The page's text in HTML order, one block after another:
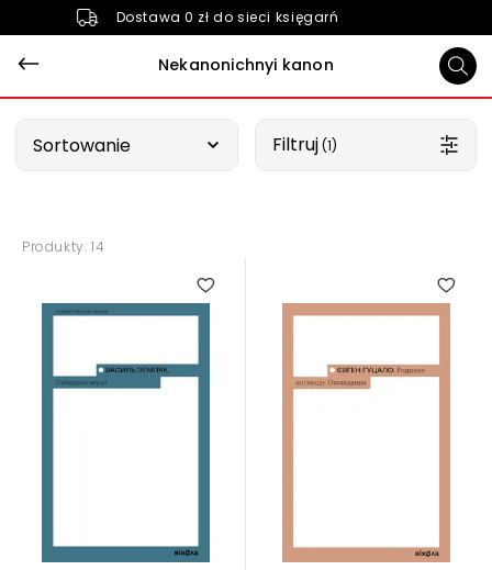
Dostawa 0 zł do sieci księgarń
Nekanonichnyi kanon
Sortowanie Filtruj (1)
Produkty: 14